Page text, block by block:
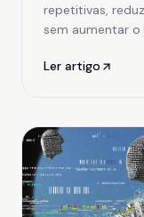
repetitivas,
sem aumentar o
Ler artigo